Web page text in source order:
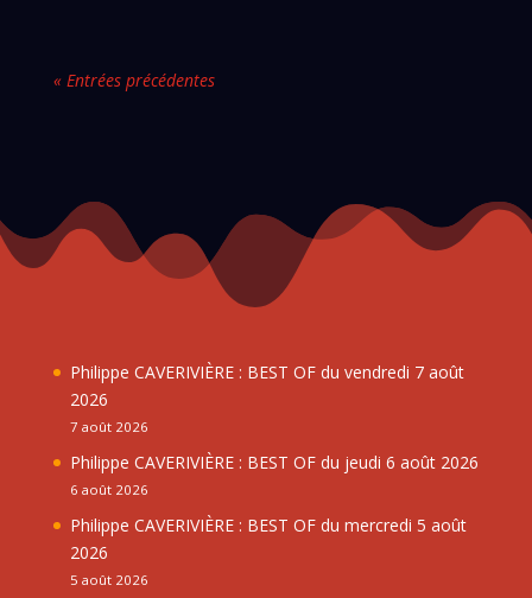
« Entrées précédentes
Philippe CAVERIVIÈRE : BEST OF du vendredi 7 août
2026
7 août 2026
Philippe CAVERIVIÈRE : BEST OF du jeudi 6 août 2026
6 août 2026
Philippe CAVERIVIÈRE : BEST OF du mercredi 5 août
2026
5 août 2026